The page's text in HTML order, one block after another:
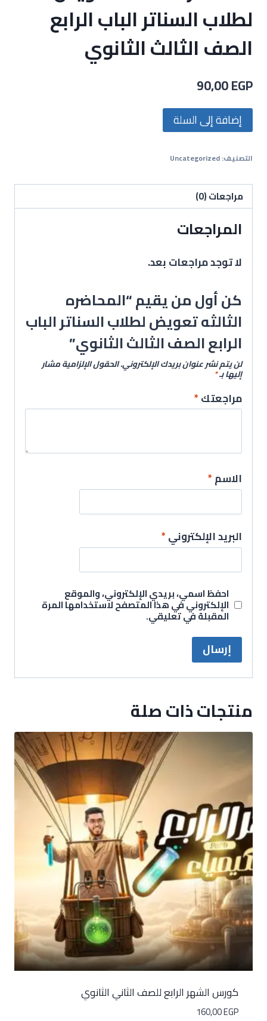
لطلاب السناتر الباب الرابع
الصف الثالث الثانوي
90,00EGP
إضافة إلى السلة
التصنيف:Uncategorized
مراجعات (0)
المراجعات
لا توجد مراجعات بعد.
كن أول من يقيم “المحاضره
الثالثه تعويض لطلاب السناتر الباب
الرابع الصف الثالث الثانوي”
لن يتم نشر عنوان بريدك الإلكتروني.الحقول الإلزامية مشار
إليها بـ*
مراجعتك*
الاسم*
البريد الإلكتروني*
احفظ اسمي، بريدي الإلكتروني، والموقع
الإلكتروني في هذا المتصفح لاستخدامها المرة
المقبلة في تعليقي.
منتجات ذات صلة
كورس الشهر الرابع للصف الثاني الثانوي
160,00EGP